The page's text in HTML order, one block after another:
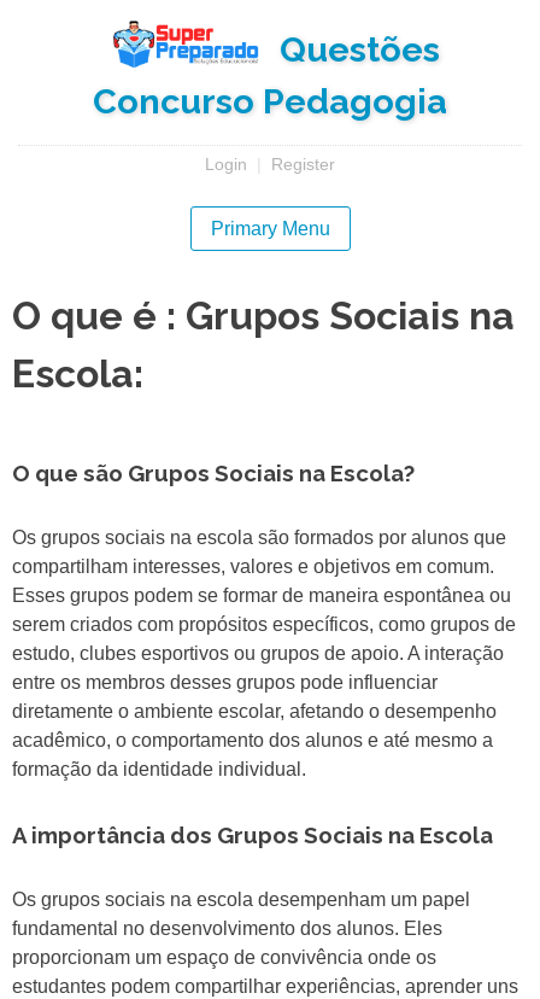
Questões
Concurso Pedagogia
Login | Register
Primary Menu
O que é : Grupos Sociais na
Escola:
O que são Grupos Sociais na Escola?
Os grupos sociais na escola são formados por alunos que
compartilham interesses, valores e objetivos em comum.
Esses grupos podem se formar de maneira espontânea ou
serem criados com propósitos específicos, como grupos de
estudo, clubes esportivos ou grupos de apoio. A interação
entre os membros desses grupos pode influenciar
diretamente o ambiente escolar, afetando o desempenho
acadêmico, o comportamento dos alunos e até mesmo a
formação da identidade individual.
A importância dos Grupos Sociais na Escola
Os grupos sociais na escola desempenham um papel
fundamental no desenvolvimento dos alunos. Eles
proporcionam um espaço de convivência onde os
estudantes podem compartilhar experiências, aprender uns